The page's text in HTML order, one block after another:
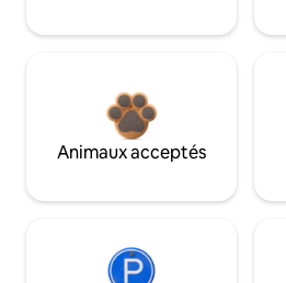
Animaux acceptés